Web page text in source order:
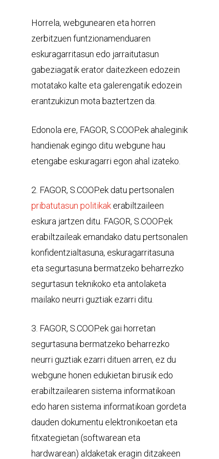
Horrela, webgunearen eta horren
zerbitzuen funtzionamenduaren
eskuragarritasun edo jarraitutasun
gabeziagatik erator daitezkeen edozein
motatako kalte eta galerengatik edozein
erantzukizun mota baztertzen da.
Edonola ere, FAGOR, S.COOP.ek ahaleginik
handienak egingo ditu webgune hau
etengabe eskuragarri egon ahal izateko.
2. FAGOR, S.COOP.ek datu pertsonalen
pribatutasun politikak erabiltzaileen
eskura jartzen ditu. FAGOR, S.COOP.ek
erabiltzaileak emandako datu pertsonalen
konfidentzialtasuna, eskuragarritasuna
eta segurtasuna bermatzeko beharrezko
segurtasun teknikoko eta antolaketa
mailako neurri guztiak ezarri ditu.
3. FAGOR, S.COOP.ek gai horretan
segurtasuna bermatzeko beharrezko
neurri guztiak ezarri dituen arren, ez du
webgune honen edukietan birusik edo
erabiltzailearen sistema informatikoan
edo haren sistema informatikoan gordeta
dauden dokumentu elektronikoetan eta
fitxategietan (softwarean eta
hardwarean) aldaketak eragin ditzakeen